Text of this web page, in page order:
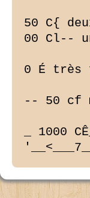
50 C{
00 Cl--
0 É très
-- 50 cf
_ 1000